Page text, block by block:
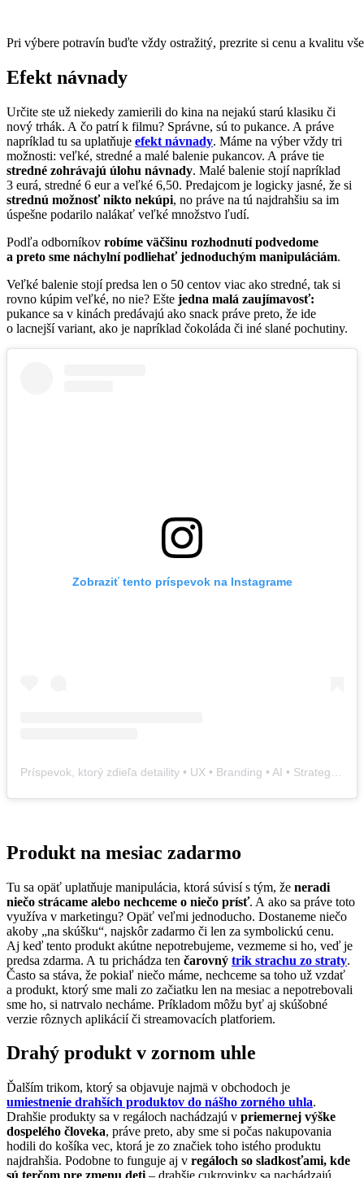
Pri výbere potravín buďte vždy ostražitý, prezrite si cenu a kvalitu
Efekt návnady
Určite ste už niekedy zamierili do kina na nejakú starú klasiku či
nový trhák. A čo patrí k filmu? Správne, sú to pukance. A práve
napríklad tu sa uplatňuje efekt návnady. Máme na výber vždy tri
možnosti: veľké, stredné a malé balenie pukancov. A práve tie
stredné zohrávajú úlohu návnady. Malé balenie stojí napríklad
3 eurá, stredné 6 eur a veľké 6,50. Predajcom je logicky jasné, že si
strednú možnosť nikto nekúpi, no práve na tú najdrahšiu sa im
úspešne podarilo nalákať veľké množstvo ľudí.
Podľa odborníkov robíme väčšinu rozhodnutí podvedome
a preto sme náchylní podliehať jednoduchým manipuláciám.
Veľké balenie stojí predsa len o 50 centov viac ako stredné, tak si
rovno kúpim veľké, no nie? Ešte jedna malá zaujímavosť:
pukance sa v kinách predávajú ako snack práve preto, že ide
o lacnejší variant, ako je napríklad čokoláda či iné slané pochutiny.
Zobraziť tento príspevok na Instagrame
Produkt na mesiac zadarmo
Tu sa opäť uplatňuje manipulácia, ktorá súvisí s tým, že neradi
niečo strácame alebo nechceme o niečo prísť. A ako sa práve toto
využíva v marketingu? Opäť veľmi jednoducho. Dostaneme niečo
akoby „na skúšku“, najskôr zadarmo či len za symbolickú cenu.
Aj keď tento produkt akútne nepotrebujeme, vezmeme si ho, veď je
predsa zdarma. A tu prichádza ten čarovný trik strachu zo straty.
Často sa stáva, že pokiaľ niečo máme, nechceme sa toho už vzdať
a produkt, ktorý sme mali zo začiatku len na mesiac a nepotrebovali
sme ho, si natrvalo necháme. Príkladom môžu byť aj skúšobné
verzie rôznych aplikácií či streamovacích platforiem.
Drahý produkt v zornom uhle
Ďalším trikom, ktorý sa objavuje najmä v obchodoch je
umiestnenie drahších produktov do nášho zorného uhla.
Drahšie produkty sa v regáloch nachádzajú v priemernej výške
dospelého človeka, práve preto, aby sme si počas nakupovania
hodili do košíka vec, ktorá je zo značiek toho istého produktu
najdrahšia. Podobne to funguje aj v regáloch so sladkosťami, kde